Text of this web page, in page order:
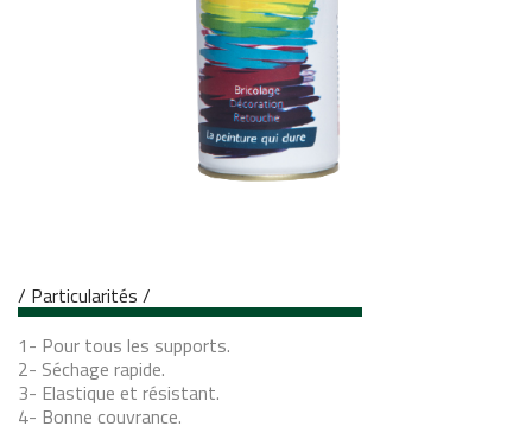
/ Particularités /
1- Pour tous les supports.
2- Séchage rapide.
3- Elastique et résistant.
4- Bonne couvrance.